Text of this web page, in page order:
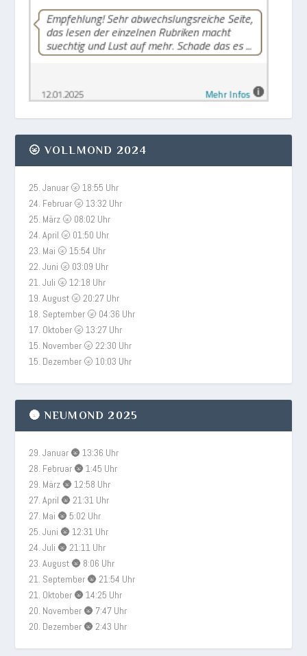
🌝 VOLLMOND 2024
25. Januar 🌝 18:55 Uhr
24. Februar 🌝 13:32 Uhr
25. März 🌝 08:02 Uhr
24. April 🌝 01:50 Uhr
23. Mai 🌝 15:54 Uhr
22. Juni 🌝 03:09 Uhr
21. Juli 🌝 12:18 Uhr
19. August 🌝 20:27 Uhr
18. September 🌝 04:36 Uhr
17. Oktober 🌝 13:27 Uhr
15. November 🌝 22:30 Uhr
15. Dezember 🌝 10:03 Uhr
🌚 NEUMOND 2025
29. Januar 🌚 13:36 Uhr
28. Februar 🌚 1:45 Uhr
29. März 🌚 12:58 Uhr
27. April 🌚 21:31 Uhr
27. Mai 🌚 5:02 Uhr
25. Juni 🌚 12:31 Uhr
24. Juli 🌚 21:11 Uhr
23. August 🌚 8:06 Uhr
21. September 🌚 21:54 Uhr
21. Oktober 🌚 14:25 Uhr
20. November 🌚 7:47 Uhr
20. Dezember 🌚 2:43 Uhr